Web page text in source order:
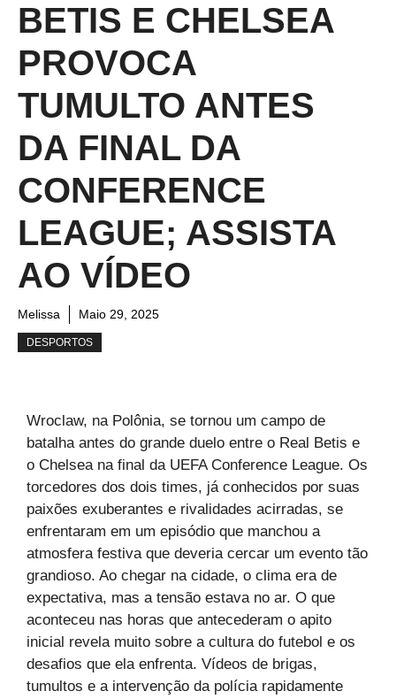
BETIS E CHELSEA
PROVOCA
TUMULTO ANTES
DA FINAL DA
CONFERENCE
LEAGUE; ASSISTA
AO VÍDEO
Melissa Maio 29, 2025
DESPORTOS
Wroclaw, na Polônia, se tornou um campo de
batalha antes do grande duelo entre o Real Betis e
o Chelsea na final da UEFA Conference League. Os
torcedores dos dois times, já conhecidos por suas
paixões exuberantes e rivalidades acirradas, se
enfrentaram em um episódio que manchou a
atmosfera festiva que deveria cercar um evento tão
grandioso. Ao chegar na cidade, o clima era de
expectativa, mas a tensão estava no ar. O que
aconteceu nas horas que antecederam o apito
inicial revela muito sobre a cultura do futebol e os
desafios que ela enfrenta. Vídeos de brigas,
tumultos e a intervenção da polícia rapidamente